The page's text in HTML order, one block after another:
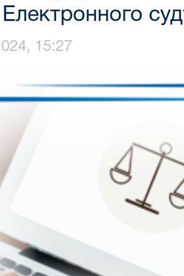
Електронного
15:27